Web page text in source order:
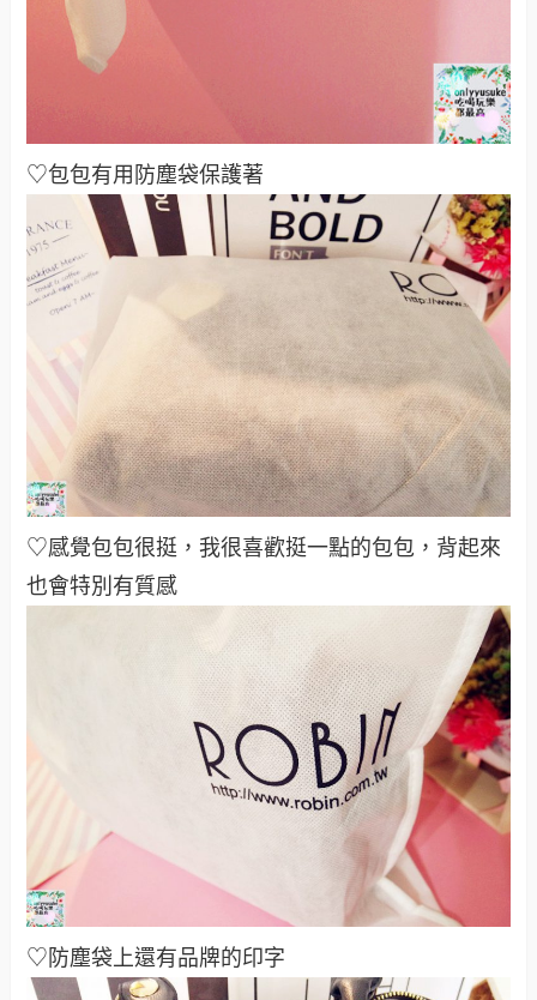
♡包包有用防塵袋保護著
♡感覺包包很挺，我很喜歡挺一點的包包，背起來
也會特別有質感
♡防塵袋上還有品牌的印字